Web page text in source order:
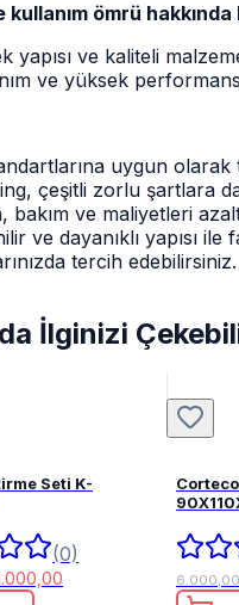
kullanım ömrü
yapısı ve kaliteli
ve yüksek
uygun
çeşitli zorlu şartlara
bakım ve maliyetleri
ve dayanıklı yapısı ile
tercih edebilirsiniz.
İlginizi
Seti K-
(0)
6.000,00